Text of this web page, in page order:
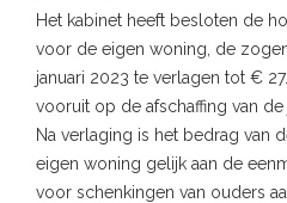
Het kabinet heeft besloten de
voor de eigen woning, de
januari 2023 te verlagen tot €
vooruit op de afschaffing van
Na verlaging is het bedrag van
eigen woning gelijk aan de
voor schenkingen van ouders